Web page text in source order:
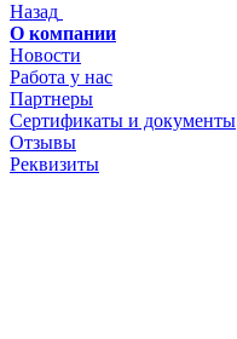
Назад
О компании
Новости
Работа у нас
Партнеры
Сертификаты и документы
Отзывы
Реквизиты